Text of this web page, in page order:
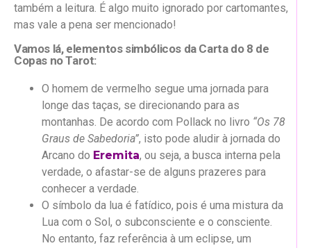
também a leitura. É algo muito ignorado por cartomantes,
mas vale a pena ser mencionado!
Vamos lá, elementos simbólicos da Carta do 8 de
Copas no Tarot:
O homem de vermelho segue uma jornada para
longe das taças, se direcionando para as
montanhas. De acordo com Pollack no livro “Os 78
Graus de Sabedoria”, isto pode aludir à jornada do
Arcano do Eremita, ou seja, a busca interna pela
verdade, o afastar-se de alguns prazeres para
conhecer a verdade.
O símbolo da lua é fatídico, pois é uma mistura da
Lua com o Sol, o subconsciente e o consciente.
No entanto, faz referência à um eclipse, um